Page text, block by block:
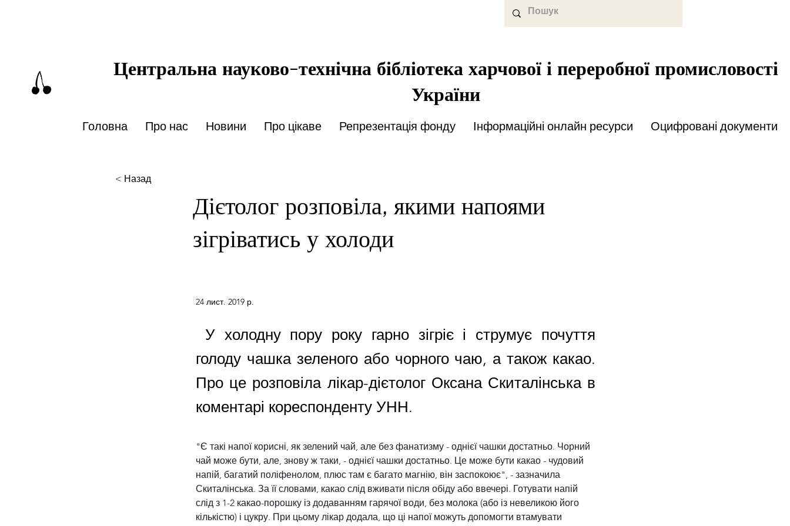
Центральна науково-технічна бібліотека харчової і переробної промисловості
України
Головна Про нас Новини Про цікаве Репрезентація фонду Інформаційні онлайн ресурси Оцифровані документи
< Назад
Дієтолог розповіла, якими напоями
зігріватись у холоди
24 лист. 2019 р.
У холодну пору року гарно зігріє і струмує почуття
голоду чашка зеленого або чорного чаю, а також какао.
Про це розповіла лікар-дієтолог Оксана Скиталінська в
коментарі кореспонденту УНН.
"Є такі напої корисні, як зелений чай, але без фанатизму - однієї чашки достатньо. Чорний
чай може бути, але, знову ж таки, - однієї чашки достатньо. Це може бути какао - чудовий
напій, багатий поліфенолом, плюс там є багато магнію, він заспокоює", - зазначила
Скиталінська. За її словами, какао слід вживати після обіду або ввечері. Готувати напій
слід з 1-2 какао-порошку із додаванням гарячої води, без молока (або із невеликою його
кількістю) і цукру. При цьому лікар додала, що ці напої можуть допомогти втамувати